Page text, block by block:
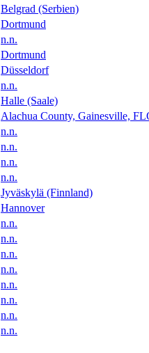
Belgrad (Serbien)
Dortmund
n.n.
Dortmund
Düsseldorf
n.n.
Halle (Saale)
Alachua County, Gainesville,
n.n.
n.n.
n.n.
n.n.
Jyväskylä (Finnland)
Hannover
n.n.
n.n.
n.n.
n.n.
n.n.
n.n.
n.n.
n.n.